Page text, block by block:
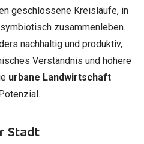
geschlossene Kreisläufe, in
zusammenleben.
nachhaltig und produktiv,
Verständnis und höhere
urbane Landwirtschaft
Stadt